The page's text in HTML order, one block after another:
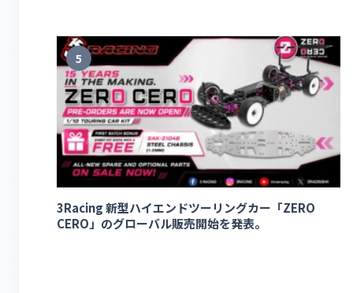
5
3Racing 新型ハイエンドツーリングカー「ZERO
CERO」のグローバル販売開始を発表。